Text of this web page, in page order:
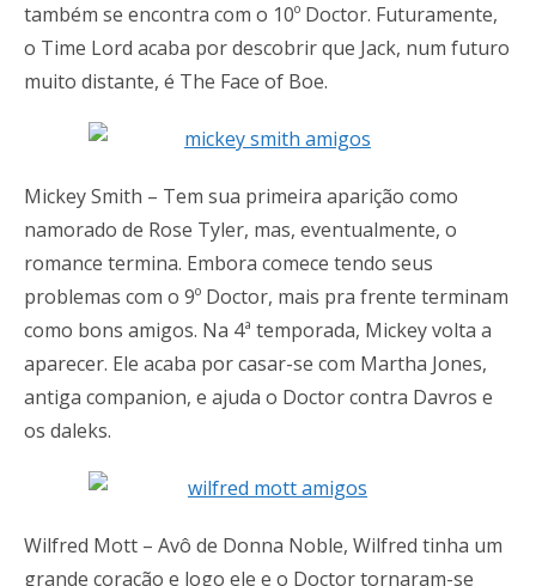
também se encontra com o 10º Doctor. Futuramente,
o Time Lord acaba por descobrir que Jack, num futuro
muito distante, é The Face of Boe.
Mickey Smith – Tem sua primeira aparição como
namorado de Rose Tyler, mas, eventualmente, o
romance termina. Embora comece tendo seus
problemas com o 9º Doctor, mais pra frente terminam
como bons amigos. Na 4ª temporada, Mickey volta a
aparecer. Ele acaba por casar-se com Martha Jones,
antiga companion, e ajuda o Doctor contra Davros e
os daleks.
Wilfred Mott – Avô de Donna Noble, Wilfred tinha um
grande coração e logo ele e o Doctor tornaram-se